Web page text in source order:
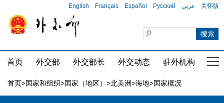
English Français Español Русский عربي 关怀版
首页 外交部 外交部长 外交动态 驻外机构 国
首页>国家和组织>国家（地区） >北美洲>海地>国家概况